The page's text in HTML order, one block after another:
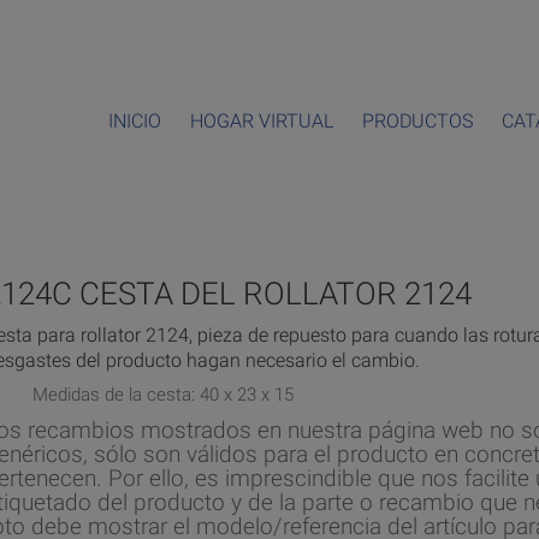
INICIO HOGAR VIRTUAL PRODUCTOS
CESTA DEL ROLLATOR 2124
para rollator 2124, pieza de repuesto para cuando las
del producto hagan necesario el cambio.
Medidas de la cesta: 40 x 23 x 15
recambios mostrados en nuestra página web no
sólo son válidos para el producto en
Por ello, es imprescindible que nos facilite
del producto y de la parte o recambio que
debe mostrar el modelo/referencia del artículo